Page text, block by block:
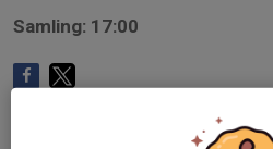
Samling: 17:00